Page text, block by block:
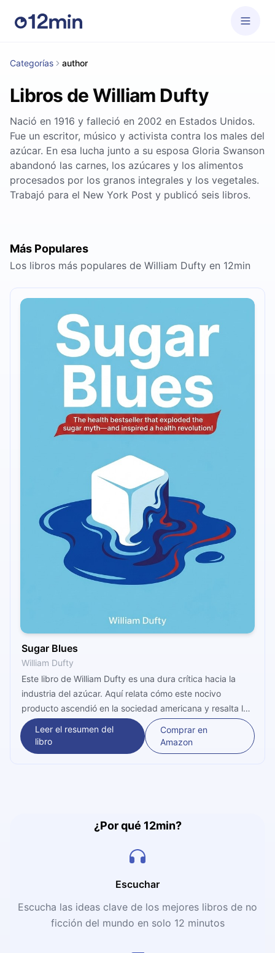
Categorías author
Libros de William Dufty
Nació en 1916 y falleció en 2002 en Estados Unidos.
Fue un escritor, músico y activista contra los males del
azúcar. En esa lucha junto a su esposa Gloria Swanson
abandonó las carnes, los azúcares y los alimentos
procesados por los granos integrales y los vegetales.
Trabajó para el New York Post y publicó seis libros.
Más Populares
Los libros más populares de William Dufty en 12min
Sugar Blues
William Dufty
Este libro de William Dufty es una dura crítica hacia la
industria del azúcar. Aquí relata cómo este nocivo
producto ascendió en la sociedad americana y resalta la
amplia gama de desórdenes físicos y mentales causados ​​
por el consumo de sacarosa refinada. ¡Anímate a leerlo!
Leer el resumen del
libro
Comprar en
Amazon
¿Por qué 12min?
Escuchar
Escucha las ideas clave de los mejores libros de no
ficción del mundo en solo 12 minutos